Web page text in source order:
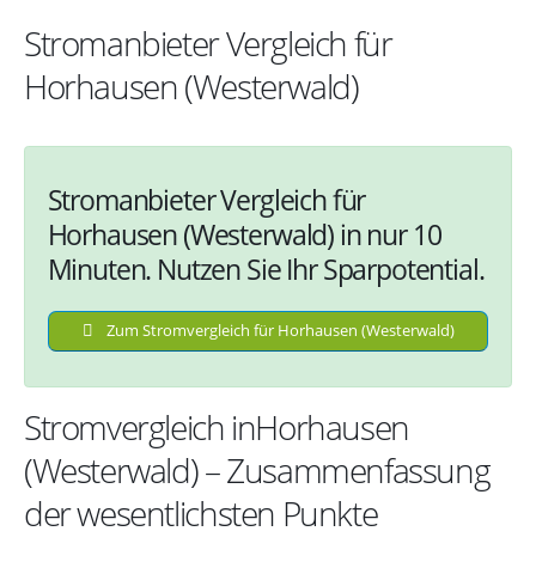
Stromanbieter Vergleich für
Horhausen (Westerwald)
Stromanbieter Vergleich für
Horhausen (Westerwald) in nur 10
Minuten. Nutzen Sie Ihr Sparpotential.
Zum Stromvergleich für Horhausen (Westerwald)
Stromvergleich inHorhausen
(Westerwald) – Zusammenfassung
der wesentlichsten Punkte